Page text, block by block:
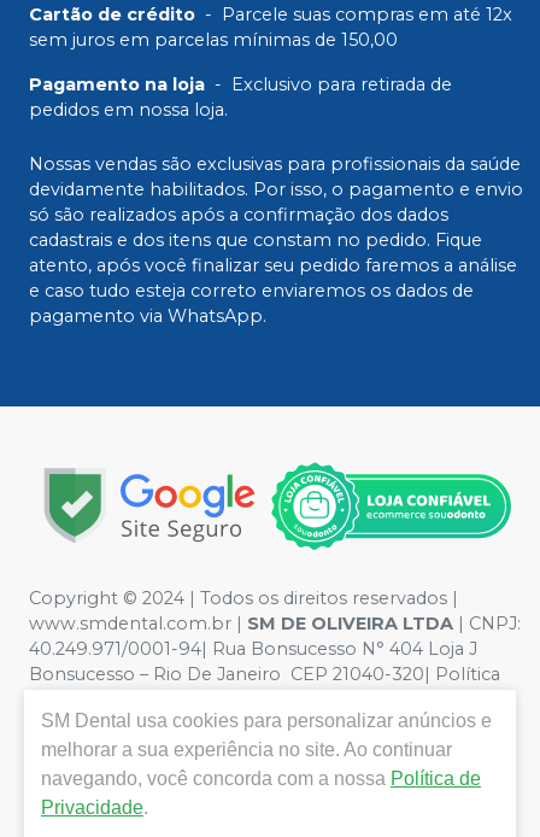
Cartão de crédito - Parcele suas compras em até 12x
sem juros em parcelas mínimas de 150,00
Pagamento na loja - Exclusivo para retirada de
pedidos em nossa loja.
Nossas vendas são exclusivas para profissionais da saúde
devidamente habilitados. Por isso, o pagamento e envio
só são realizados após a confirmação dos dados
cadastrais e dos itens que constam no pedido. Fique
atento, após você finalizar seu pedido faremos a análise
e caso tudo esteja correto enviaremos os dados de
pagamento via WhatsApp.
Copyright © 2024 | Todos os direitos reservados |
www.smdental.com.br | SM DE OLIVEIRA LTDA | CNPJ:
40.249.971/0001-94| Rua Bonsucesso N° 404 Loja J
Bonsucesso – Rio De Janeiro CEP 21040-320| Política
ilustrativas - Os preços e condições da loja virtual estão
sujeitos a alterações. Em caso de divergência de preços
no site, o valor válido é o do Carrinho de Compra. Não
vendemos por atacado por isso nos reservamos o
SM Dental usa cookies para personalizar anúncios e
melhorar a sua experiência no site. Ao continuar
navegando, você concorda com a nossa Política de
Privacidade.